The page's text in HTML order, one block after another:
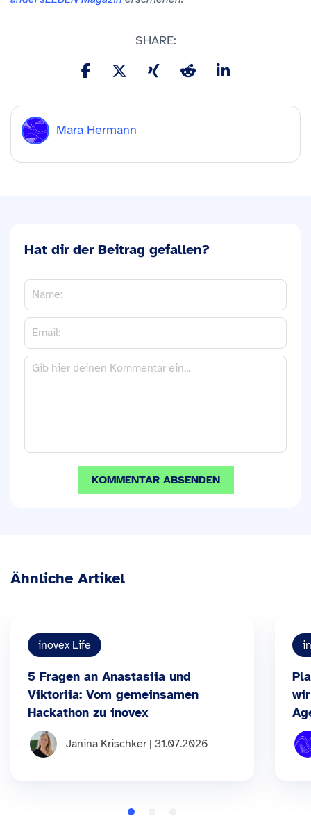
SHARE:
Mara Hermann
Hat dir der Beitrag gefallen?
Ähnliche Artikel
inovex Life
5 Fragen an Anastasiia und
Viktoriia: Vom gemeinsamen
Hackathon zu inovex
Janina Krischker | 31.07.2026